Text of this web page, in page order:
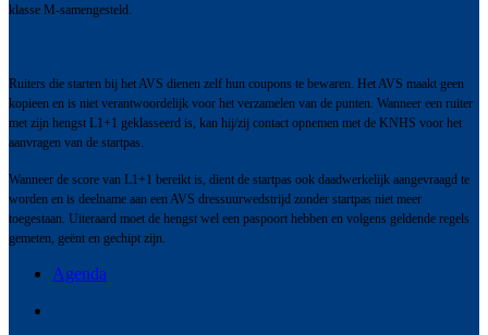
klasse M-samengesteld.
Ruiters die starten bij het AVS dienen zelf hun coupons te bewaren. Het AVS maakt geen
kopieen en is niet verantwoordelijk voor het verzamelen van de punten. Wanneer een ruiter
met zijn hengst L1+1 geklasseerd is, kan hij/zij contact opnemen met de KNHS voor het
aanvragen van de startpas.
Wanneer de score van L1+1 bereikt is, dient de startpas ook daadwerkelijk aangevraagd te
worden en is deelname aan een AVS dressuurwedstrijd zonder startpas niet meer
toegestaan. Uiteraard moet de hengst wel een paspoort hebben en volgens geldende regels
gemeten, geënt en gechipt zijn.
Agenda